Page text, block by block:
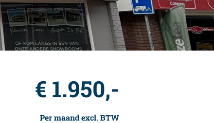
€ 1.950,-
Per maand excl. BTW